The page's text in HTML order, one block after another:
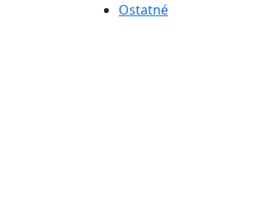
Ostatné